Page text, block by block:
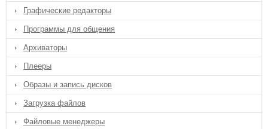
Графические редакторы
Программы для общения
Архиваторы
Плееры
Образы и запись дисков
Загрузка файлов
Файловые менеджеры